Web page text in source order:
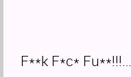
F**k F*c* Fu**!!!…